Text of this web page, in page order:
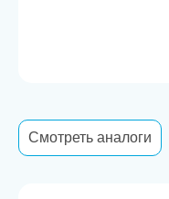
Смотреть аналоги